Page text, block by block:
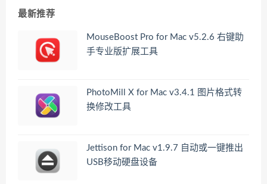
最新推荐
MouseBoost Pro for Mac v5.2.6 右键助
手专业版扩展工具
PhotoMill X for Mac v3.4.1 图片格式转
换修改工具
Jettison for Mac v1.9.7 自动或一键推出
USB移动硬盘设备